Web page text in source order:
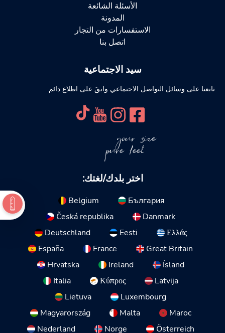
الأسئلة الشائعة
المدونة
الاستفسارات من التجار
اتصل بنا
سيد الاجتماعية
تابعنا على وسائل التواصل الاجتماعي وابقَ على اطلاع دائم.
your size
pure feel
اختر بلدك/لغتك:
Belgium
България
Česká republika
Danmark
Deutschland
Eesti
Ελλάς
España
France
Great Britain
Hrvatska
Ireland
Ísland
Italia
Κύπρος
Latvija
Lietuva
Luxembourg
Magyarország
Malta
Maroc
Nederland
Norge Österreich